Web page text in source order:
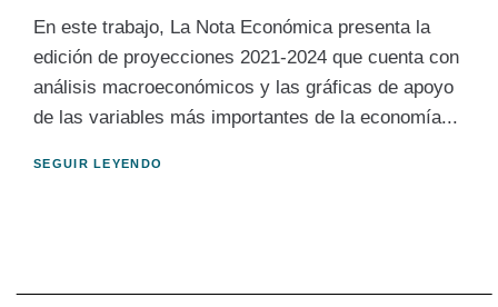
En este trabajo, La Nota Económica presenta la
edición de proyecciones 2021-2024 que cuenta con
análisis macroeconómicos y las gráficas de apoyo
de las variables más importantes de la economía...
SEGUIR LEYENDO